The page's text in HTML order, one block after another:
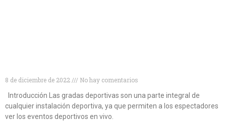
8 de diciembre de 2022
No hay comentarios
Introducción Las gradas deportivas son una parte integral de
cualquier instalación deportiva, ya que permiten a los espectadores
ver los eventos deportivos en vivo.